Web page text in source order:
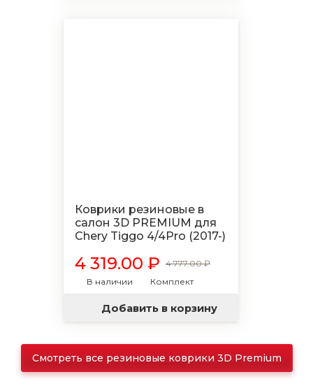
Коврики резиновые в
салон 3D PREMIUM для
Chery Tiggo 4/4Pro (2017-)
4 319.00 ₽ 4 777.00 ₽
В наличии
Комплект
Добавить в корзину
Смотреть все резиновые коврики 3D Premium